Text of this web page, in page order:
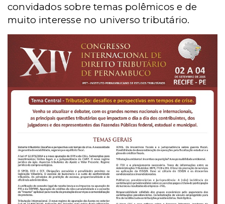
convidados sobre temas polêmicos e de
muito interesse no universo tributário.